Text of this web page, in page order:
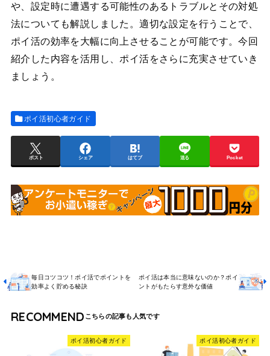
や、設定時に遭遇する可能性のあるトラブルとその対処
法についても解説しました。適切な設定を行うことで、
ポイ活の効率を大幅に向上させることが可能です。今回
紹介した内容を活用し、ポイ活をさらに充実させていき
ましょう。
ポイ活初心者ガイド
ポスト シェア はてブ 送る Pocket
毎日コツコツ！ポイ活でポイントを
効率よく貯める秘訣
ポイ活は本当に意味ないのか？ポイ
ントがもたらす意外な価値
RECOMMEND
ポイ活初心者ガイド ポイ活初心者ガイド